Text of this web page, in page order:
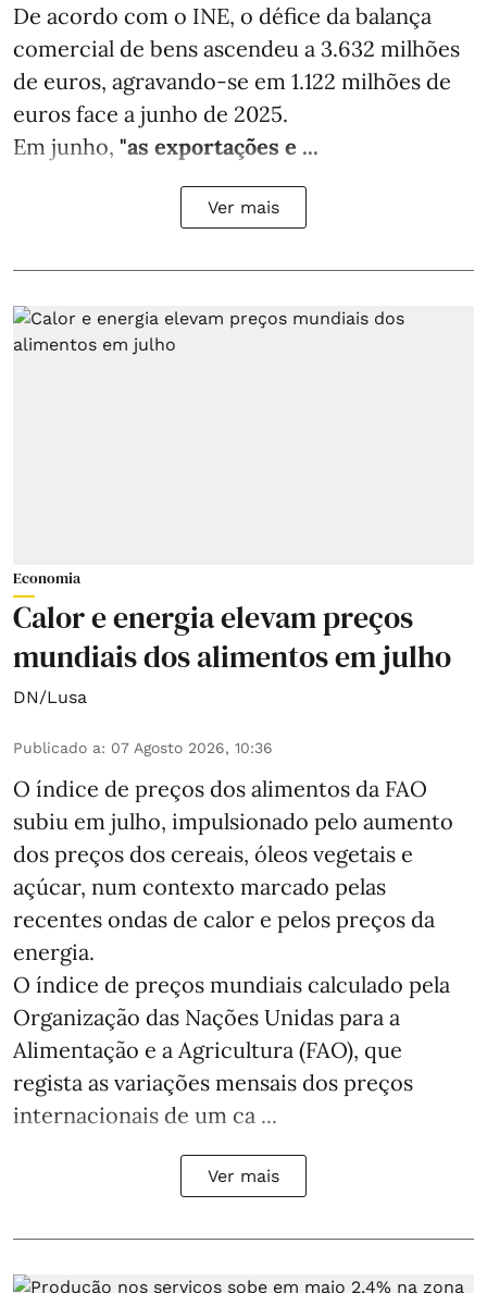
De acordo com o INE, o défice da balança
comercial de bens ascendeu a 3.632 milhões
de euros, agravando-se em 1.122 milhões de
euros face a junho de 2025.
Em junho, "as exportações e ...
Ver mais
Economia
Calor e energia elevam preços
mundiais dos alimentos em julho
DN/Lusa
Publicado a: 07 Agosto 2026, 10:36
O índice de preços dos alimentos da FAO
subiu em julho, impulsionado pelo aumento
dos preços dos cereais, óleos vegetais e
açúcar, num contexto marcado pelas
recentes ondas de calor e pelos preços da
energia.
O índice de preços mundiais calculado pela
Organização das Nações Unidas para a
Alimentação e a Agricultura (FAO), que
regista as variações mensais dos preços
internacionais de um ca ...
Ver mais